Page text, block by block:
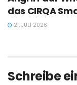
das CIRQA
21. JULI 2026
Schreibe